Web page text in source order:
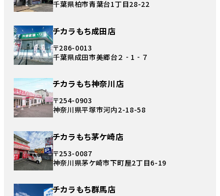
千葉県柏市青葉台1丁目28-22
チカラもち成田店
〒286-0013
千葉県成田市美郷台２‐1‐７
チカラもち神奈川店
〒254-0903
神奈川県平塚市河内2-18-58
チカラもち茅ケ崎店
〒253-0087
神奈川県茅ケ崎市下町屋2丁目6-19
チカラもち群馬店